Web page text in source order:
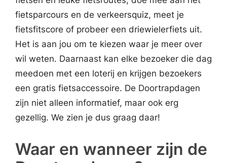
fietsparcours en de verkeersquiz, meet je
fietsfitscore of probeer een driewielerfiets uit.
Het is aan jou om te kiezen waar je meer over
wil weten. Daarnaast kan elke bezoeker die dag
meedoen met een loterij en krijgen bezoekers
een gratis fietsaccessoire. De Doortrapdagen
zijn niet alleen informatief, maar ook erg
gezellig. We zien je dus graag daar!
Waar en wanneer zijn de